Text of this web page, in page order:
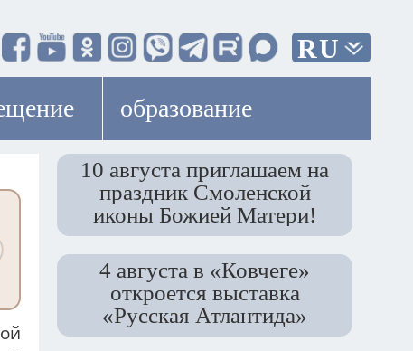
RU
образование
10 августа приглашаем на
праздник Смоленской
иконы Божией Матери!
4 августа в «Ковчеге»
откроется выставка
«Русская Атлантида»